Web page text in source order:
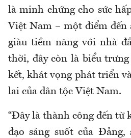
là minh chứng cho sức
Việt Nam – một điểm đến
giàu tiềm năng với nhà
thời, đây còn là biểu
kết, khát vọng phát triển
lai của dân tộc Việt Nam.
“Đây là thành công đến từ
đạo sáng suốt của Đảng,